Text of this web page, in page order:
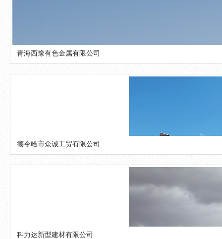
青海西豫有色金属有限公司
德令哈市众诚工贸有限公司
科力达新型建材有限公司